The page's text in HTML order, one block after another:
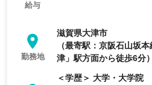
給与
勤務地
滋賀県大津市
（最寄駅：京阪石山坂
津」駅方面から徒歩6分）
＜学歴＞ 大学・大学院 卒業 ＜業務経験